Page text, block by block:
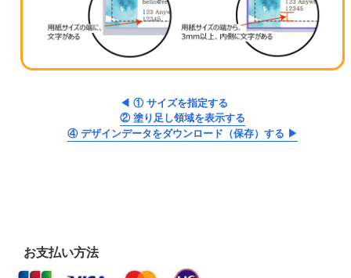
◀ ① サイズを指定する
② 塗り足し領域を表示する
④ デザインデータをダウンロード（保存）する ▶
お支払い方法